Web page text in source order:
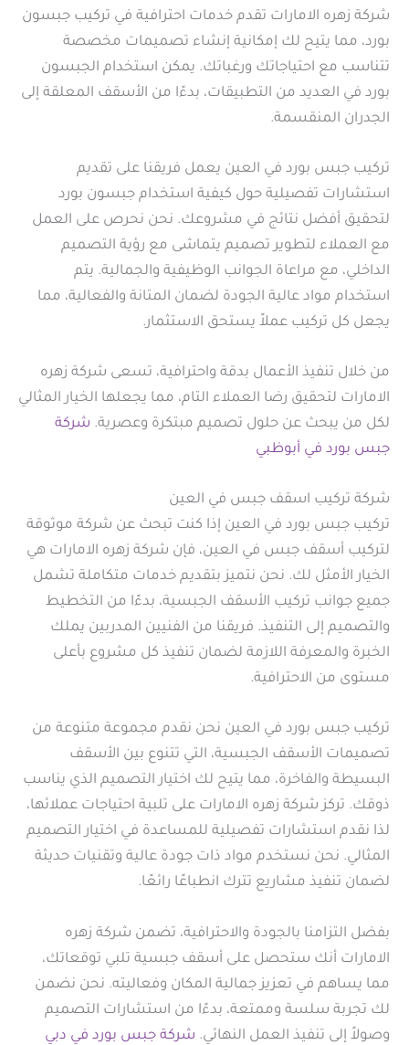
شركة زهره الامارات تقدم خدمات احترافية في تركيب جبسون
بورد، مما يتيح لك إمكانية إنشاء تصميمات مخصصة
تتناسب مع احتياجاتك ورغباتك. يمكن استخدام الجبسون
بورد في العديد من التطبيقات، بدءًا من الأسقف المعلقة إلى
الجدران المنقسمة.
تركيب جبس بورد في العين يعمل فريقنا على تقديم
استشارات تفصيلية حول كيفية استخدام جبسون بورد
لتحقيق أفضل نتائج في مشروعك. نحن نحرص على العمل
مع العملاء لتطوير تصميم يتماشى مع رؤية التصميم
الداخلي، مع مراعاة الجوانب الوظيفية والجمالية. يتم
استخدام مواد عالية الجودة لضمان المتانة والفعالية، مما
يجعل كل تركيب عملاً يستحق الاستثمار.
من خلال تنفيذ الأعمال بدقة واحترافية، تسعى شركة زهره
الامارات لتحقيق رضا العملاء التام، مما يجعلها الخيار المثالي
لكل من يبحث عن حلول تصميم مبتكرة وعصرية. شركة
جبس بورد في أبوظبي
شركة تركيب اسقف جبس في العين
تركيب جبس بورد في العين إذا كنت تبحث عن شركة موثوقة
لتركيب أسقف جبس في العين، فإن شركة زهره الامارات هي
الخيار الأمثل لك. نحن نتميز بتقديم خدمات متكاملة تشمل
جميع جوانب تركيب الأسقف الجبسية، بدءًا من التخطيط
والتصميم إلى التنفيذ. فريقنا من الفنيين المدربين يملك
الخبرة والمعرفة اللازمة لضمان تنفيذ كل مشروع بأعلى
مستوى من الاحترافية.
تركيب جبس بورد في العين نحن نقدم مجموعة متنوعة من
تصميمات الأسقف الجبسية، التي تتنوع بين الأسقف
البسيطة والفاخرة، مما يتيح لك اختيار التصميم الذي يناسب
ذوقك. تركز شركة زهره الامارات على تلبية احتياجات عملائها،
لذا نقدم استشارات تفصيلية للمساعدة في اختيار التصميم
المثالي. نحن نستخدم مواد ذات جودة عالية وتقنيات حديثة
لضمان تنفيذ مشاريع تترك انطباعًا رائعًا.
بفضل التزامنا بالجودة والاحترافية، تضمن شركة زهره
الامارات أنك ستحصل على أسقف جبسية تلبي توقعاتك،
مما يساهم في تعزيز جمالية المكان وفعاليته. نحن نضمن
لك تجربة سلسة وممتعة، بدءًا من استشارات التصميم
وصولاً إلى تنفيذ العمل النهائي. شركة جبس بورد في دبي